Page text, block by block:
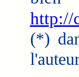
http://
(*)